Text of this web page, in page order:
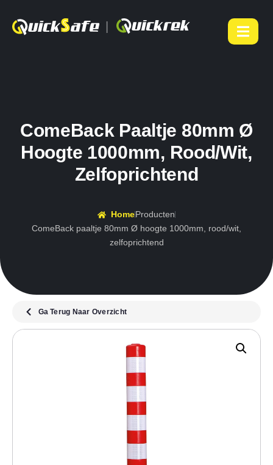
ComeBack Paaltje 80mm Ø
Hoogte 1000mm, Rood/wit,
Zelfoprichtend
HomeProducten
ComeBack paaltje 80mm Ø hoogte 1000mm, rood/wit,
zelfoprichtend
Ga Terug Naar Overzicht